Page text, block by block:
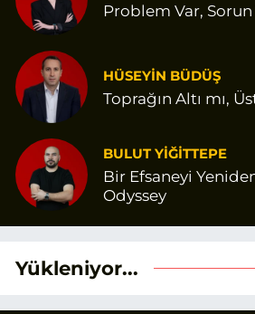
Problem Var, Sorun
HÜSEYİN BÜDÜŞ
Toprağın Altı mı,
BULUT YİĞİTTEPE
Bir Efsaneyi
Odyssey
Yükleniyor...